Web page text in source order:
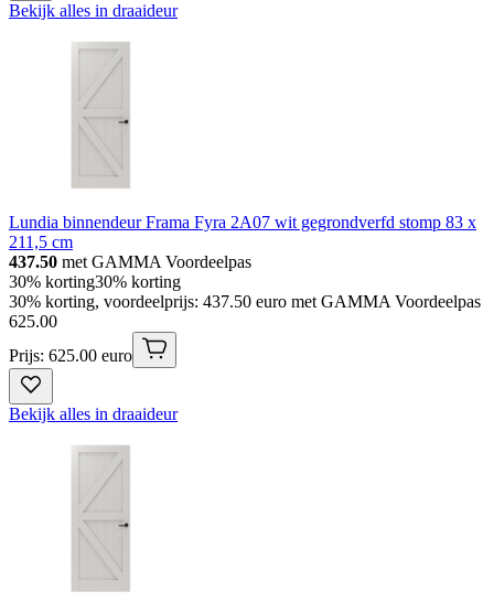
Bekijk alles in draaideur
Lundia binnendeur Frama Fyra 2A07 wit gegrondverfd stomp 83 x
211,5 cm
437.50 met GAMMA Voordeelpas
30% korting30% korting
30% korting, voordeelprijs: 437.50 euro met GAMMA Voordeelpas
625.00
Prijs: 625.00 euro
Bekijk alles in draaideur